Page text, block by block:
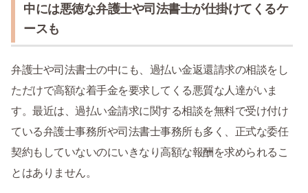
中には悪徳な弁護士や司法書士が仕掛けてくるケ
ースも
弁護士や司法書士の中にも、過払い金返還請求の相談をし
ただけで高額な着手金を要求してくる悪質な人達がいま
す。最近は、過払い金請求に関する相談を無料で受け付け
ている弁護士事務所や司法書士事務所も多く、正式な委任
契約もしていないのにいきなり高額な報酬を求められるこ
とはありません。